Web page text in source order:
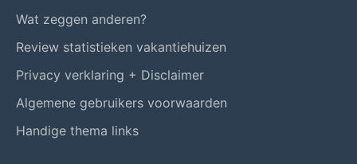
Wat zeggen anderen?
Review statistieken vakantiehuizen
Privacy verklaring + Disclaimer
Algemene gebruikers voorwaarden
Handige thema links